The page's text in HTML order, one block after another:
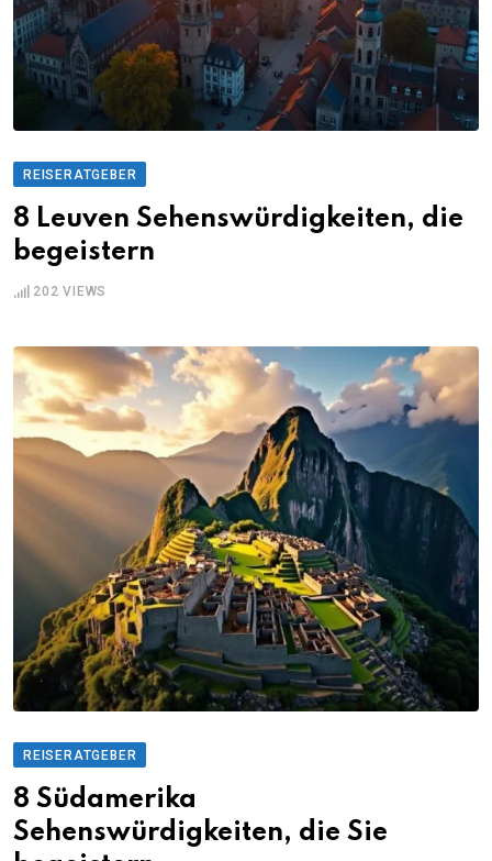
REISERATGEBER
8 Leuven Sehenswürdigkeiten, die
begeistern
202 VIEWS
REISERATGEBER
8 Südamerika
Sehenswürdigkeiten, die Sie